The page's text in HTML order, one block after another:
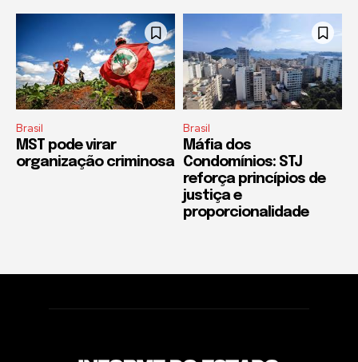
Brasil
MST pode virar
organização criminosa
Brasil
Máfia dos
Condomínios: STJ
reforça princípios de
justiça e
proporcionalidade